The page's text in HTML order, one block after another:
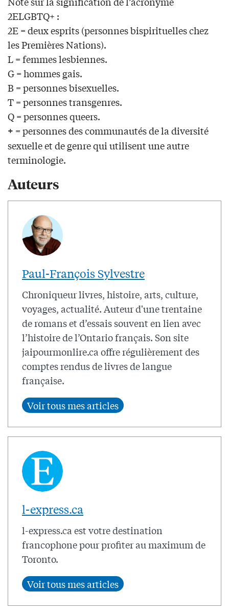
2ELGBTQ+ :
2E = deux esprits (personnes bispirituelles chez
les Premières Nations).
L = femmes lesbiennes.
G = hommes gais.
B = personnes bisexuelles.
T = personnes transgenres.
Q = personnes queers.
+ = personnes des communautés de la diversité
sexuelle et de genre qui utilisent une autre
terminologie.
Auteurs
Paul-François Sylvestre
Chroniqueur livres, histoire, arts, culture,
voyages, actualité. Auteur d'une trentaine
de romans et d’essais souvent en lien avec
l’histoire de l’Ontario français. Son site
jaipourmonlire.ca offre régulièrement des
comptes rendus de livres de langue
française.
l-express.ca
l-express.ca est votre destination
francophone pour profiter au maximum de
Toronto.